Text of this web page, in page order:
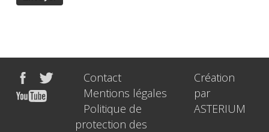
Contact
Mentions légales
Politique de
protection des
Création
par
ASTERIUM